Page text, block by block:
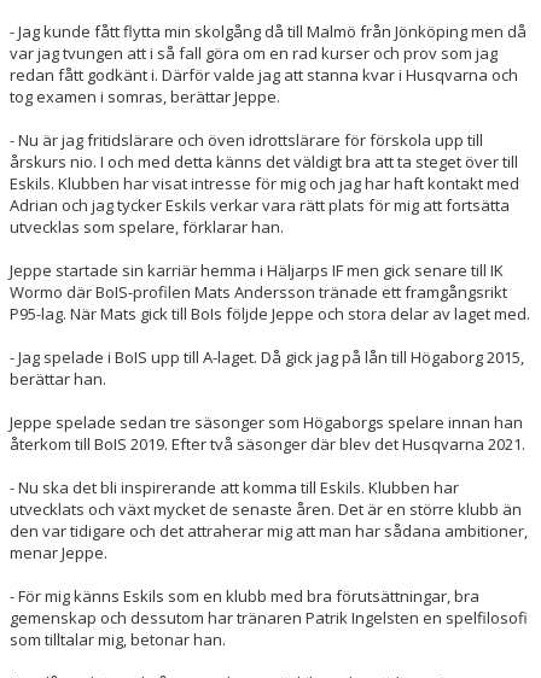
- Jag kunde fått flytta min skolgång då till Malmö från Jönköping men då
var jag tvungen att i så fall göra om en rad kurser och prov som jag
redan fått godkänt i. Därför valde jag att stanna kvar i Husqvarna och
tog examen i somras, berättar Jeppe.
- Nu är jag fritidslärare och öven idrottslärare för förskola upp till
årskurs nio. I och med detta känns det väldigt bra att ta steget över till
Eskils. Klubben har visat intresse för mig och jag har haft kontakt med
Adrian och jag tycker Eskils verkar vara rätt plats för mig att fortsätta
utvecklas som spelare, förklarar han.
Jeppe startade sin karriär hemma i Häljarps IF men gick senare till IK
Wormo där BoIS-profilen Mats Andersson tränade ett framgångsrikt
P95-lag. När Mats gick till BoIs följde Jeppe och stora delar av laget med.
- Jag spelade i BoIS upp till A-laget. Då gick jag på lån till Högaborg 2015,
berättar han.
Jeppe spelade sedan tre säsonger som Högaborgs spelare innan han
återkom till BoIS 2019. Efter två säsonger där blev det Husqvarna 2021.
- Nu ska det bli inspirerande att komma till Eskils. Klubben har
utvecklats och växt mycket de senaste åren. Det är en större klubb än
den var tidigare och det attraherar mig att man har sådana ambitioner,
menar Jeppe.
- För mig känns Eskils som en klubb med bra förutsättningar, bra
gemenskap och dessutom har tränaren Patrik Ingelsten en spelfilosofi
som tilltalar mig, betonar han.